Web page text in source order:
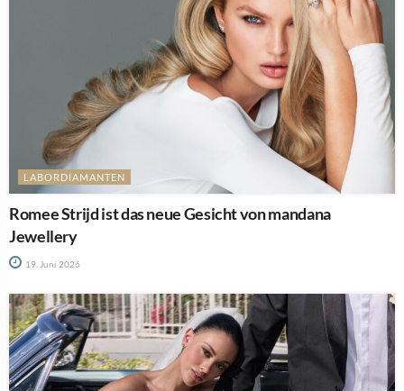
LABORDIAMANTEN
Romee Strijd ist das neue Gesicht von mandana
Jewellery
19. Juni 2026